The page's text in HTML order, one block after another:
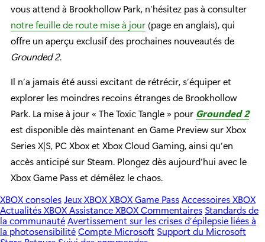
vous attend à Brookhollow Park, n’hésitez pas à consulter
notre feuille de route mise à jour (page en anglais), qui
offre un aperçu exclusif des prochaines nouveautés de
Grounded 2.
Il n’a jamais été aussi excitant de rétrécir, s’équiper et
explorer les moindres recoins étranges de Brookhollow
Park. La mise à jour « The Toxic Tangle » pour Grounded 2
est disponible dès maintenant en Game Preview sur Xbox
Series X|S, PC Xbox et Xbox Cloud Gaming, ainsi qu’en
accès anticipé sur Steam. Plongez dès aujourd’hui avec le
Xbox Game Pass et démêlez le chaos.
XBOX consolesJeux XBOXXBOX Game PassAccessoires XBOX
Actualités XBOXAssistance XBOXCommentaires Standards de
la communautéAvertissement sur les crises d’épilepsie liées à
la photosensibilitéCompte Microsoft Support du Microsoft